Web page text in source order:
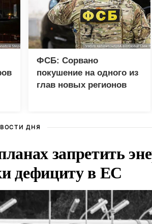
ФСБ: Сорвано
покушение на одного из
глав новых регионов
ДНЯ
запретить
дефициту в ЕС